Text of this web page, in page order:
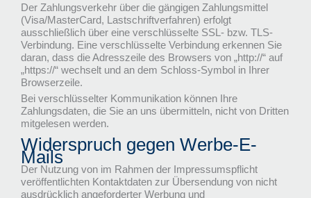
Der Zahlungsverkehr über die gängigen Zahlungsmittel
(Visa/MasterCard, Lastschriftverfahren) erfolgt
ausschließlich über eine verschlüsselte SSL- bzw. TLS-
Verbindung. Eine verschlüsselte Verbindung erkennen Sie
daran, dass die Adresszeile des Browsers von „http://“ auf
„https://“ wechselt und an dem Schloss-Symbol in Ihrer
Browserzeile.
Bei verschlüsselter Kommunikation können Ihre
Zahlungsdaten, die Sie an uns übermitteln, nicht von Dritten
mitgelesen werden.
Widerspruch gegen Werbe-E-
Mails
Der Nutzung von im Rahmen der Impressumspflicht
veröffentlichten Kontaktdaten zur Übersendung von nicht
ausdrücklich angeforderter Werbung und